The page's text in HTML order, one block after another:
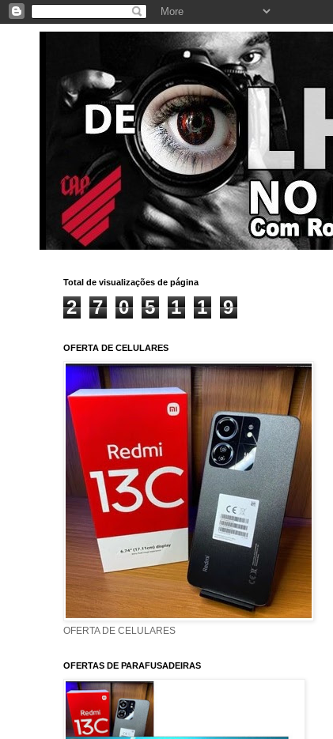
Total de visualizações de página
2 7 0 5 1 1 9
OFERTA DE CELULARES
OFERTA DE CELULARES
OFERTAS DE PARAFUSADEIRAS